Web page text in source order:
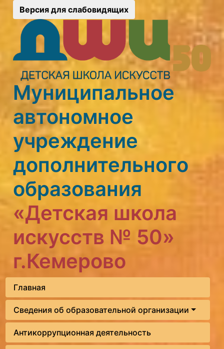
Версия для слабовидящих
Муниципальное
автономное
учреждение
дополнительного
образования
«Детская школа
искусств № 50»
г.Кемерово
Главная
Сведения об образовательной организации
Антикоррупционная деятельность